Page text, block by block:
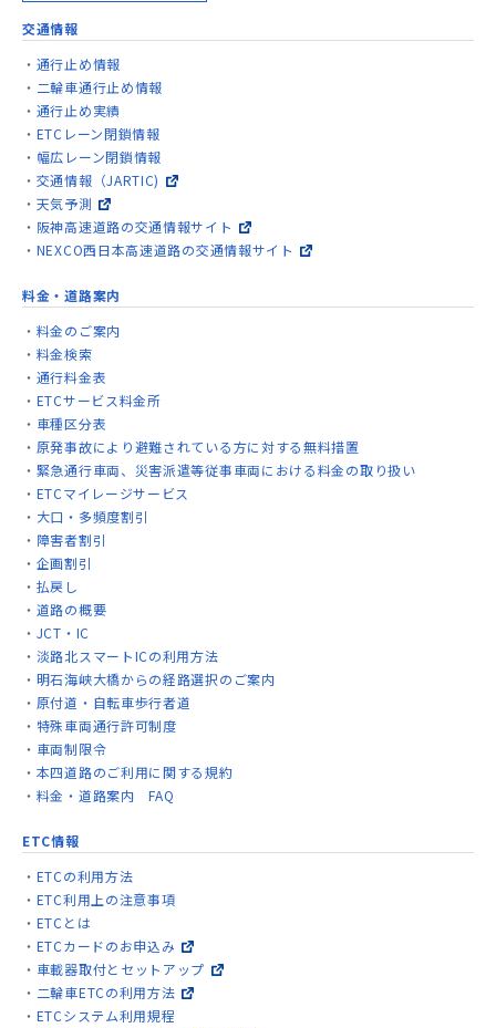
交通情報
通行止め情報
二輪車通行止め情報
通行止め実績
ETCレーン閉鎖情報
幅広レーン閉鎖情報
交通情報（JARTIC)
天気予測
阪神高速道路の交通情報サイト
NEXCO西日本高速道路の交通情報サイト
料金・道路案内
料金のご案内
料金検索
通行料金表
ETCサービス料金所
車種区分表
原発事故により避難されている方に対する無料措置
緊急通行車両、災害派遣等従事車両における料金の取り扱い
ETCマイレージサービス
大口・多頻度割引
障害者割引
企画割引
払戻し
道路の概要
JCT・IC
淡路北スマートICの利用方法
明石海峡大橋からの経路選択のご案内
原付道・自転車歩行者道
特殊車両通行許可制度
車両制限令
本四道路のご利用に関する規約
料金・道路案内 FAQ
ETC情報
ETCの利用方法
ETC利用上の注意事項
ETCとは
ETCカードのお申込み
車載器取付とセットアップ
二輪車ETCの利用方法
ETCシステム利用規程